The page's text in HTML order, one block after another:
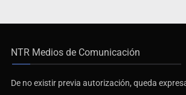
NTR Medios de Comunicación
De no existir previa autorización, queda